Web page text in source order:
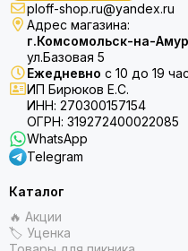
ploff-shop.ru@yandex.ru
Адрес магазина:
г.Комсомольск-на-
ул.Базовая 5
Ежедневно с 10 до 19
ИП Бирюков Е.С.
ИНН: 270300157154
ОГРН: 319272400022085
WhatsApp
Telegram
Каталог
🔥 Акции
🏷 Уценка